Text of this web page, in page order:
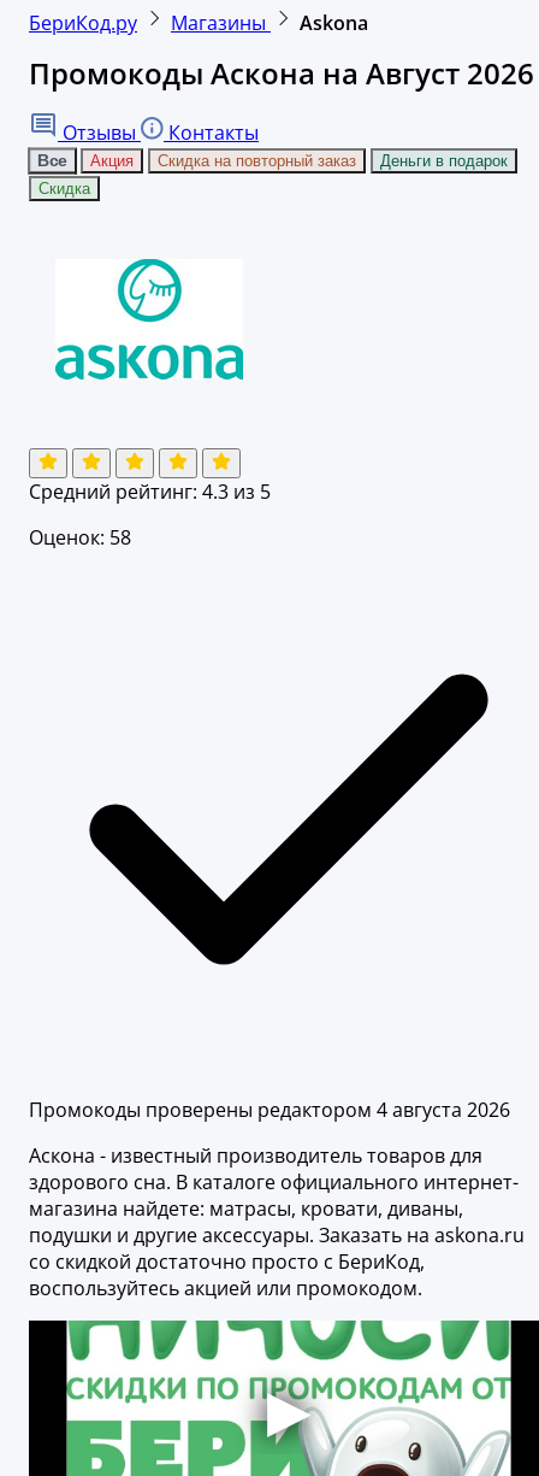
БериКод.ру
Магазины Askona
Промокоды Аскона на Август 2026
Отзывы Контакты
Все Акция Скидка на повторный заказ
Деньги в подарок
Скидка
Средний рейтинг: 4.3 из 5
Оценок: 58
Промокоды проверены редактором 4 августа 2026
Аскона - известный производитель товаров для
здорового сна. В каталоге официального интернет-
магазина найдете: матрасы, кровати, диваны,
подушки и другие аксессуары. Заказать на askona.ru
со скидкой достаточно просто с БериКод,
воспользуйтесь акцией или промокодом.